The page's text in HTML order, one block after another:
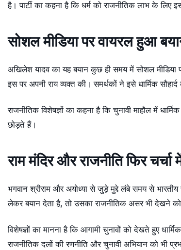
है। पार्टी का कहना है कि धर्म को राजनीतिक लाभ के लिए
सोशल मीडिया पर वायरल हुआ
अखिलेश यादव का यह बयान कुछ ही समय में सोशल मीडिया
इस पर अपनी राय व्यक्त की। समर्थकों ने इसे धार्मिक
राजनीतिक विशेषज्ञों का कहना है कि चुनावी माहौल में
छोड़ते हैं।
राम मंदिर और राजनीति फिर चर्चा
भगवान श्रीराम और अयोध्या से जुड़े मुद्दे लंबे समय से भारतीय
लेकर बयान देता है, तो उसका राजनीतिक असर भी देखने को
विशेषज्ञों का मानना है कि आगामी चुनावों को देखते हुए
राजनीतिक दलों की रणनीति और चुनावी अभियान को भी